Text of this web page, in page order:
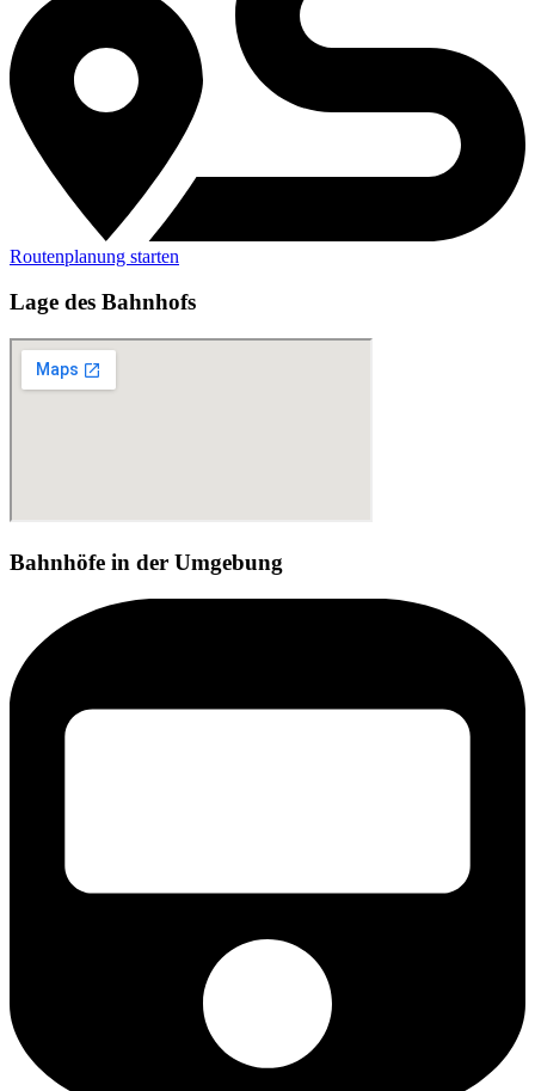
Routenplanung starten
Lage des Bahnhofs
Bahnhöfe in der Umgebung